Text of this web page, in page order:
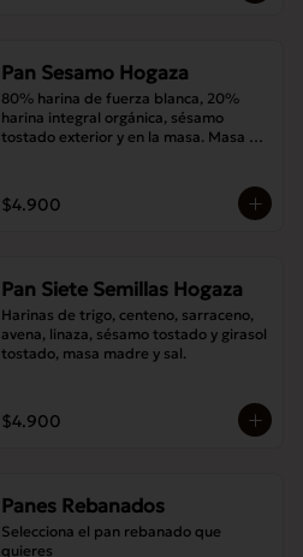
Pan Sesamo Hogaza
80% harina de fuerza blanca, 20%
harina integral orgánica, sésamo
tostado exterior y en la masa. Masa
$4.900
Pan Siete Semillas Hogaza
Harinas de trigo, centeno, sarraceno,
avena, linaza, sésamo tostado y girasol
tostado, masa madre y sal.
$4.900
Panes Rebanados
Selecciona el pan rebanado que
quieres